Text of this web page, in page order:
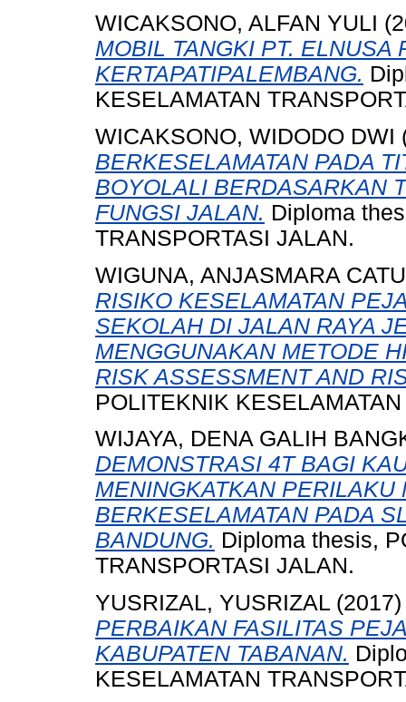
WICAKSONO, ALFAN YULI
MOBIL TANGKI PT. ELNUSA
KERTAPATIPALEMBANG.
KESELAMATAN
WICAKSONO, WIDODO DWI
BERKESELAMATAN PADA
BOYOLALI BERDASARKAN
FUNGSI JALAN. Diploma
TRANSPORTASI JALAN.
WIGUNA, ANJASMARA
RISIKO KESELAMATAN
SEKOLAH DI JALAN RAYA
MENGGUNAKAN METODE
RISK ASSESSMENT AND
POLITEKNIK
WIJAYA, DENA GALIH
DEMONSTRASI 4T BAGI
MENINGKATKAN
BERKESELAMATAN PADA
BANDUNG. Diploma thesis,
TRANSPORTASI JALAN.
YUSRIZAL, YUSRIZAL
PERBAIKAN FASILITAS
KABUPATEN TABANAN.
KESELAMATAN